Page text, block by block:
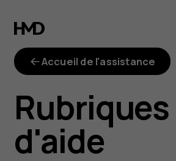
Épinglage
sur
l'écran :
permettez
à
Accueil de l'assistance
Rubriques
d'aide